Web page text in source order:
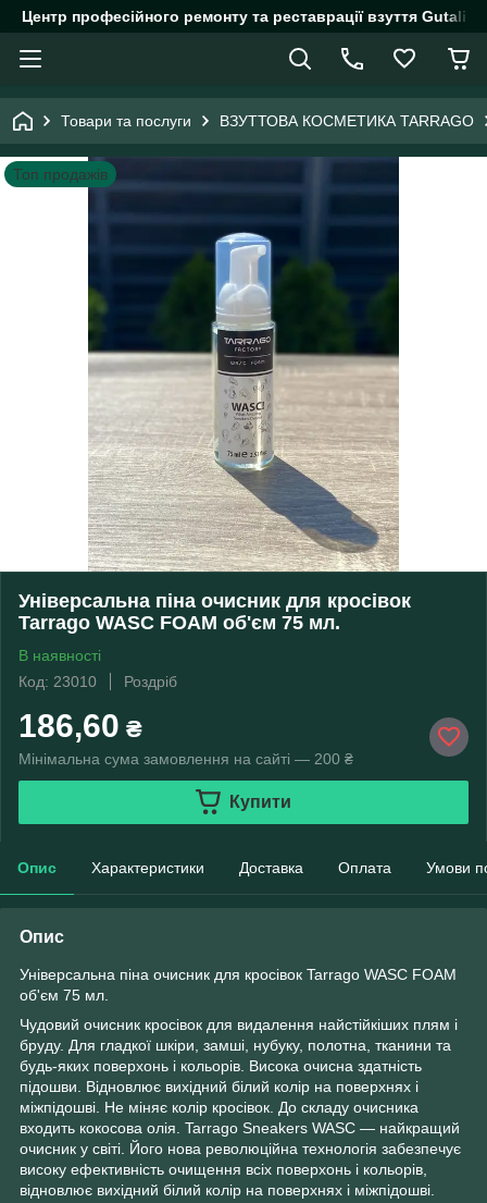
Центр професійного ремонту та реставрації взуття
Товари та послуги ВЗУТТОВА КОСМЕТИКА TARRAGO
Топ продажів
Універсальна піна очисник для кросівок
Tarrago WASC FOAM об'єм 75 мл.
В наявності
Код: 23010
Роздріб
186,60 ₴
Мінімальна сума замовлення на сайті — 200 ₴
Купити
Опис Характеристики Доставка Оплата Умови
Опис
Універсальна піна очисник для кросівок Tarrago WASC FOAM
об'єм 75 мл.
Чудовий очисник кросівок для видалення найстійкіших плям і
бруду. Для гладкої шкіри, замші, нубуку, полотна, тканини та
будь-яких поверхонь і кольорів. Висока очисна здатність
підошви. Відновлює вихідний білий колір на поверхнях і
міжпідошві. Не міняє колір кросівок. До складу очисника
входить кокосова олія. Tarrago Sneakers WASC — найкращий
очисник у світі. Його нова революційна технологія забезпечує
високу ефективність очищення всіх поверхонь і кольорів,
відновлює вихідний білий колір на поверхнях і міжпідошві.